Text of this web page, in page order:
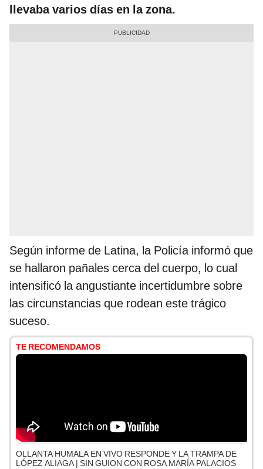
llevaba varios días en la zona.
Según informe de Latina, la Policía informó que
se hallaron pañales cerca del cuerpo, lo cual
intensificó la angustiante incertidumbre sobre
las circunstancias que rodean este trágico
suceso.
TE RECOMENDAMOS
OLLANTA HUMALA EN VIVO RESPONDE Y LA TRAMPA DE
LÓPEZ ALIAGA | SIN GUION CON ROSA MARÍA PALACIOS